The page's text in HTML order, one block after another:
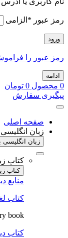
رمز عبور * الزامی
ورود
رمز عبور را
ادامه
0 محصول 0 تومان
پیگیری سفارش
صفحه اصلی
زبان انگلیسی
زبان انگلیسی
کتاب
کتاب
منابع
کتاب
book
کتاب